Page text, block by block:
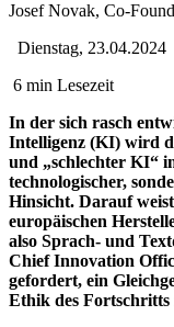
Josef Novak, Co-
Dienstag, 23.04.2024
6 min Lesezeit
In der sich rasch
Intelligenz (KI) wird
und „schlechter KI“
technologischer,
Hinsicht. Darauf
europäischen
also Sprach- und
Chief Innovation
gefordert, ein
Ethik des Fortschritts